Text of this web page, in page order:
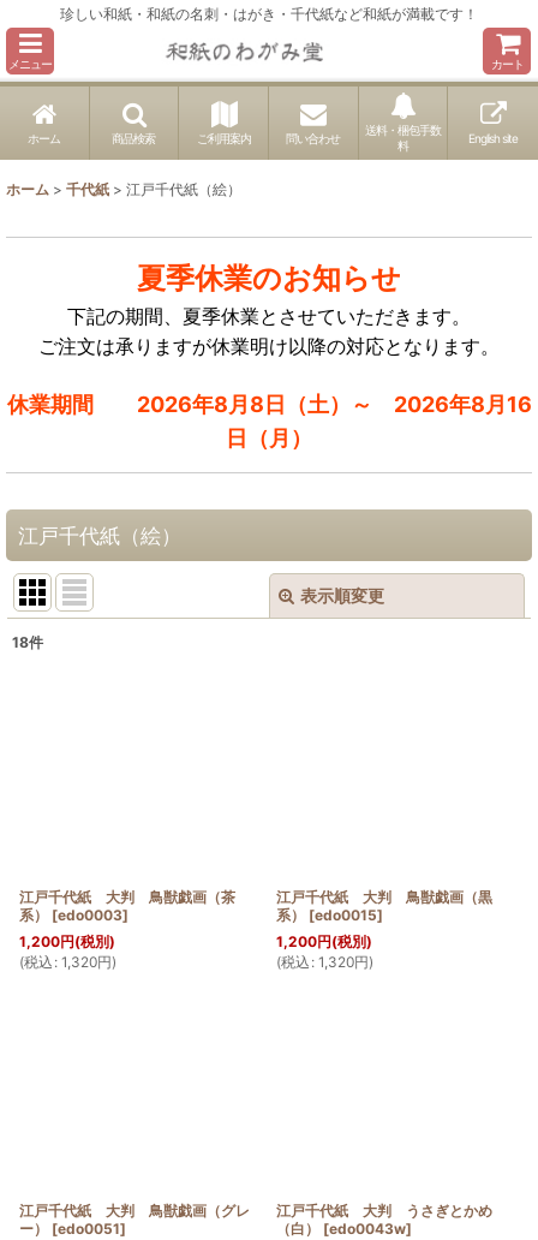
珍しい和紙・和紙の名刺・はがき・千代紙など和紙が満載です！
メニュー カート
ホーム 商品検索 ご利用案内 問い合わせ
送料・梱包手数
料
English site
ホーム > 千代紙 > 江戸千代紙（絵）
夏季休業のお知らせ
下記の期間、夏季休業とさせていただきます。
ご注文は承りますが休業明け以降の対応となります。
休業期間 2026年8月8日（土）～ 2026年8月16
日（月）
江戸千代紙（絵）
表示順変更
18件
江戸千代紙 大判 鳥獣戯画（茶
系）
[edo0003]
1,200円(税別)
(税込 : 1,320円)
江戸千代紙 大判 鳥獣戯画（黒
系）
[edo0015]
1,200円(税別)
(税込 : 1,320円)
江戸千代紙 大判 鳥獣戯画（グレ
ー）
[edo0051]
江戸千代紙 大判 うさぎとかめ
（白）
[edo0043w]